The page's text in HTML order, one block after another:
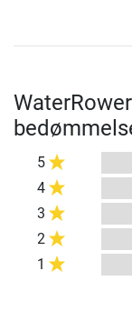
5
4
3
2
1